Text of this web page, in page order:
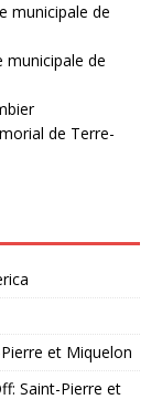
municipale de
municipale de
de Terre-
et Miquelon
Saint-Pierre et